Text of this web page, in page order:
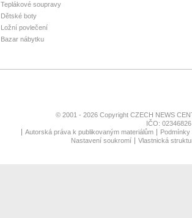
Teplákové soupravy
Dětské boty
Ložní povlečení
Bazar nábytku
© 2001 - 2026 Copyright CZECH NEWS
IČO:
Autorská práva k publikovaným materiálům
Nastavení soukromí
Vlastnická